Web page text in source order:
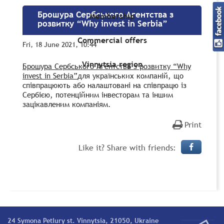
Membership
Commercial offers
Vinnytsia region
Брошура Сербського Агентства з
розвитку “Why invest in Serbia”
Fri, 18 June 2021, 10:44
Брошура Сербського Агентства з розвитку “Why
invest in Serbia”для українських компаній, що
співпрацюють або налаштовані на співпрацю із
Сербією, потенційним інвесторам та іншим
зацікавленим компаніям.
Print
Like it? Share with friends:
24 Symona Petlury st. Vinnytsia, 21050, Ukraine